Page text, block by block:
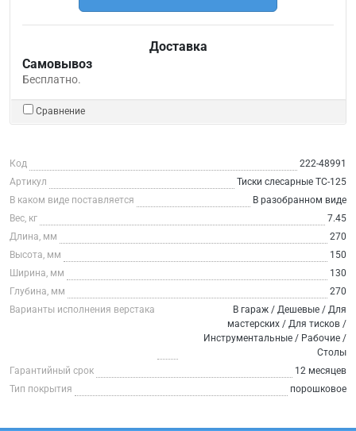
Доставка
Самовывоз
Бесплатно.
Сравнение
Код
222-48991
Артикул
Тиски слесарные TC-125
В каком виде поставляется
В разобранном виде
Вес, кг
7.45
Длина, мм
270
Высота, мм
150
Ширина, мм
130
Глубина, мм
270
Варианты исполнения верстака
В гараж / Дешевые / Для
мастерских / Для тисков /
Инструментальные / Рабочие /
Столы
Гарантийный срок
12 месяцев
Тип покрытия
порошковое